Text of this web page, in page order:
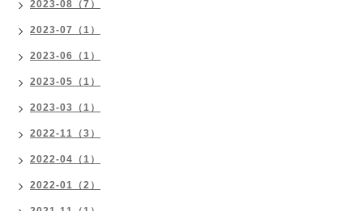
2023-08（7）
2023-07（1）
2023-06（1）
2023-05（1）
2023-03（1）
2022-11（3）
2022-04（1）
2022-01（2）